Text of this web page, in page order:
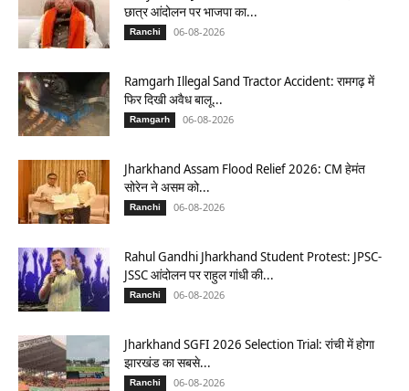
छात्र आंदोलन पर भाजपा का...
Ranchi 06-08-2026
Ramgarh Illegal Sand Tractor Accident: रामगढ़ में
फिर दिखी अवैध बालू...
Ramgarh 06-08-2026
Jharkhand Assam Flood Relief 2026: CM हेमंत
सोरेन ने असम को...
Ranchi 06-08-2026
Rahul Gandhi Jharkhand Student Protest: JPSC-
JSSC आंदोलन पर राहुल गांधी की...
Ranchi 06-08-2026
Jharkhand SGFI 2026 Selection Trial: रांची में होगा
झारखंड का सबसे...
Ranchi 06-08-2026